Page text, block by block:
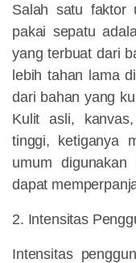
Salah satu faktor
pakai sepatu
yang terbuat dari
lebih tahan lama
dari bahan yang
Kulit asli,
tinggi, ketiganya
umum
dapat
2. Intensitas
Intensitas